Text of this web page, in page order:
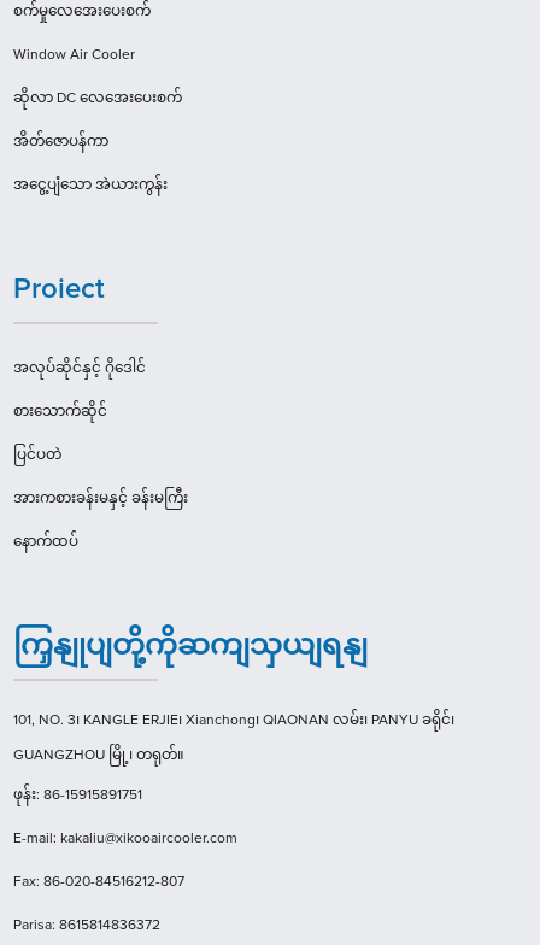
စက်မှုလေအေးပေးစက်
Window Air Cooler
ဆိုလာ DC လေအေးပေးစက်
အိတ်ဇောပန်ကာ
အငွေ့ပျံသော အဲယားကွန်း
Proiect
အလုပ်ဆိုင်နှင့် ဂိုဒေါင်
စားသောက်ဆိုင်
ပြင်ပတဲ
အားကစားခန်းမနှင့် ခန်းမကြီး
နောက်ထပ်
ကြှနျုပျတို့ကိုဆကျသှယျရနျ
101, NO. 3၊ KANGLE ERJIE၊ Xianchong၊ QIAONAN လမ်း၊ PANYU ခရိုင်၊
GUANGZHOU မြို့၊ တရုတ်။
ဖုန်း: 86-15915891751
E-mail: kakaliu@xikooaircooler.com
Fax: 86-020-84516212-807
Parisa: 8615814836372